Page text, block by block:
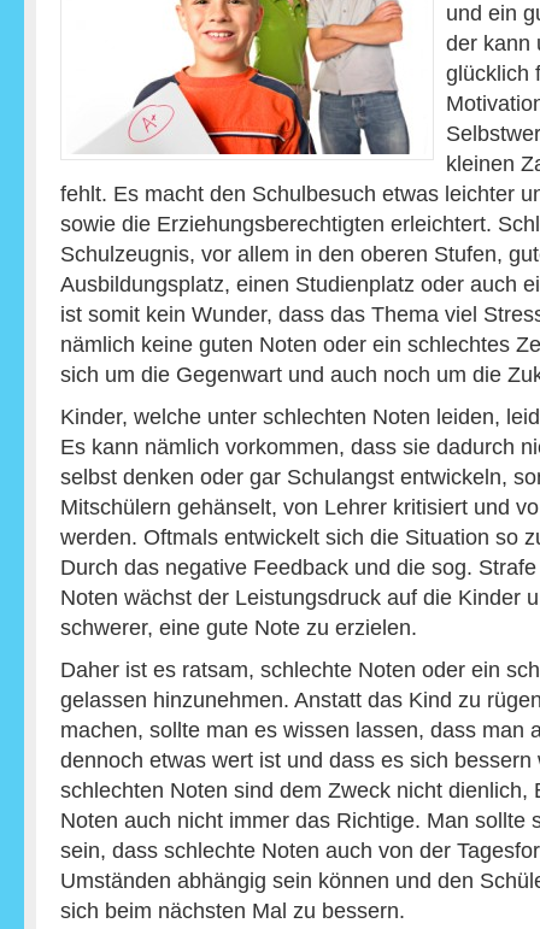
und ein
der kann
glücklich
kleinen
fehlt. Es macht den Schulbesuch etwas leichter
sowie die Erziehungsberechtigten erleichtert.
Schulzeugnis, vor allem in den oberen Stufen,
Ausbildungsplatz, einen Studienplatz oder auch
ist somit kein Wunder, dass das Thema viel
nämlich keine guten Noten oder ein schlechtes
sich um die Gegenwart und auch noch um die
Kinder, welche unter schlechten Noten leiden,
Es kann nämlich vorkommen, dass sie dadurch
selbst denken oder gar Schulangst entwickeln,
Mitschülern gehänselt, von Lehrer kritisiert und
werden. Oftmals entwickelt sich die Situation so
Durch das negative Feedback und die sog.
Noten wächst der Leistungsdruck auf die Kinder
schwerer, eine gute Note zu erzielen.
Daher ist es ratsam, schlechte Noten oder ein
gelassen hinzunehmen. Anstatt das Kind zu
machen, sollte man es wissen lassen, dass man
dennoch etwas wert ist und dass es sich bessern
schlechten Noten sind dem Zweck nicht dienlich,
Noten auch nicht immer das Richtige. Man sollte
sein, dass schlechte Noten auch von der
Umständen abhängig sein können und den
sich beim nächsten Mal zu bessern.